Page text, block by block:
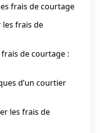
frais de courtage
frais de
de courtage :
d’un courtier
les frais de